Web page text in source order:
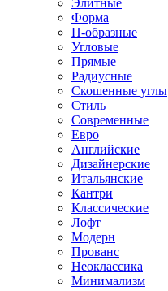
Элитные
Форма
П-образные
Угловые
Прямые
Радиусные
Скошенные углы
Стиль
Современные
Евро
Английские
Дизайнерские
Итальянские
Кантри
Классические
Лофт
Модерн
Прованс
Неоклассика
Минимализм